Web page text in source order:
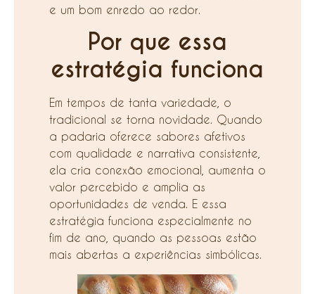
e um bom enredo ao redor.
Por que essa
estratégia funciona
Em tempos de tanta variedade, o
tradicional se torna novidade. Quando
a padaria oferece sabores afetivos
com qualidade e narrativa consistente,
ela cria conexão emocional, aumenta o
valor percebido e amplia as
oportunidades de venda. E essa
estratégia funciona especialmente no
fim de ano, quando as pessoas estão
mais abertas a experiências simbólicas.